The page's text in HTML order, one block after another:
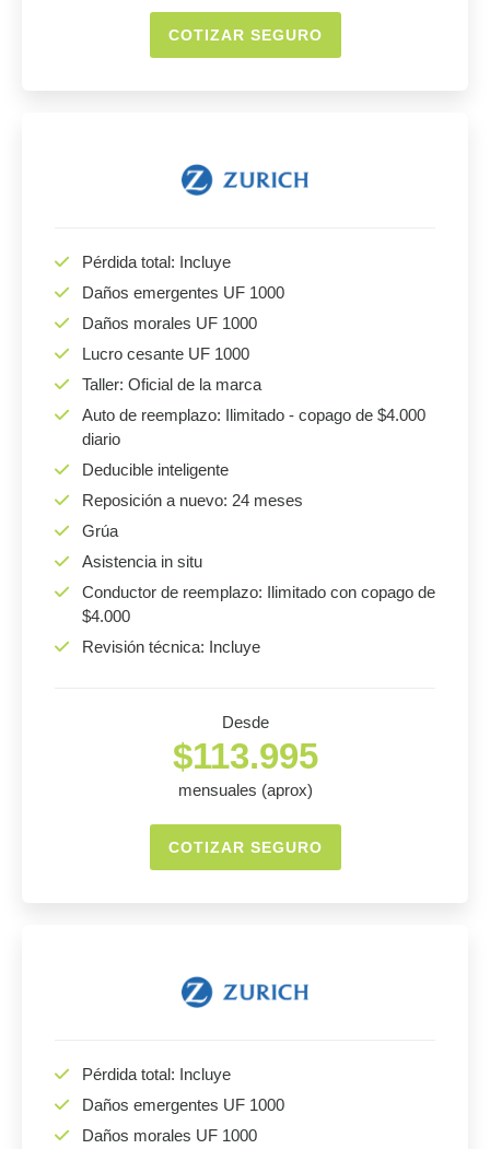
COTIZAR SEGURO
Pérdida total: Incluye
Daños emergentes UF 1000
Daños morales UF 1000
Lucro cesante UF 1000
Taller: Oficial de la marca
Auto de reemplazo: Ilimitado - copago de $4.000
diario
Deducible inteligente
Reposición a nuevo: 24 meses
Grúa
Asistencia in situ
Conductor de reemplazo: Ilimitado con copago de
$4.000
Revisión técnica: Incluye
Desde
$113.995
mensuales (aprox)
COTIZAR SEGURO
Pérdida total: Incluye
Daños emergentes UF 1000
Daños morales UF 1000